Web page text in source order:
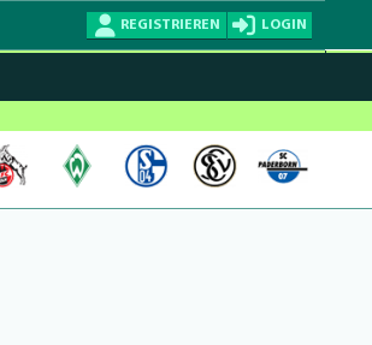
REGISTRIEREN LOGIN